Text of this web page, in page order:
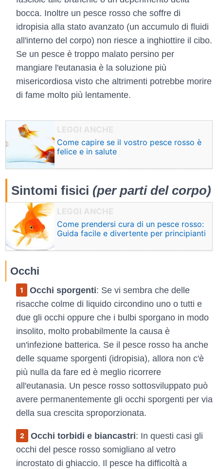
bocca. Inoltre un pesce rosso che soffre di
idropisia alla stato avanzato (un accumulo di fluidi
all'interno del corpo) non riesce a inghiottire il cibo.
Se un pesce è troppo malato persino per
mangiare l'eutanasia è la soluzione più
misericordiosa visto che altrimenti potrebbe morire
di fame molto più lentamente.
Come capire se il vostro pesce rosso è
felice e in salute
Sintomi fisici (per parti del corpo)
Come prendersi cura di un pesce rosso:
Guida facile e divertente per principianti
Occhi
Occhi sporgenti: Se vi sembra che delle
risacche colme di liquido circondino uno o tutti e
due gli occhi oppure che i bulbi sporgano in modo
insolito, molto probabilmente la causa è
un'infezione batterica. Se il pesce rosso ha anche
delle squame sporgenti (idropisia), allora non c'è
più nulla da fare ed è meglio ricorrere
all'eutanasia. Un pesce rosso sottosviluppato può
avere permanentemente gli occhi sporgenti per via
della sua crescita sproporzionata.
Occhi torbidi e biancastri: In questi casi gli
occhi del pesce rosso somigliano al vetro
incrostato di ghiaccio. Il pesce ha difficoltà a